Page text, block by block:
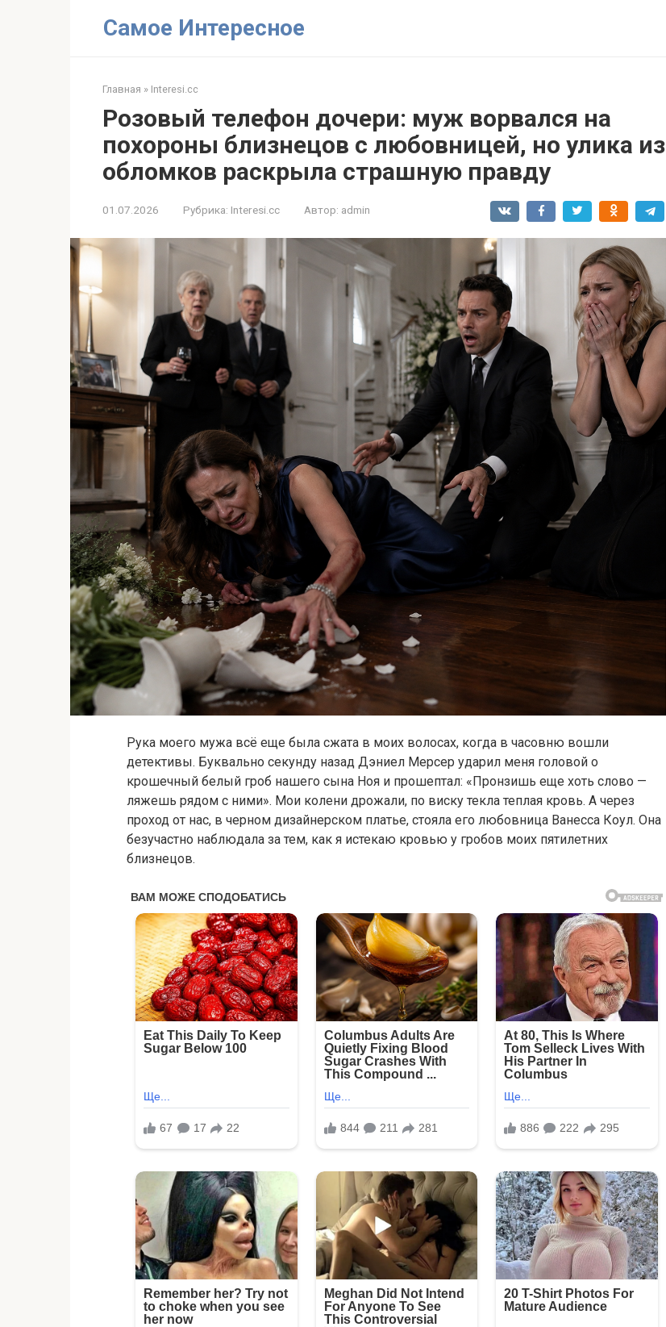
Самое Интересное
Главная » Interesi.cc
Розовый телефон дочери: муж ворвался на
похороны близнецов с любовницей, но улика из
обломков раскрыла страшную правду
01.07.2026 Рубрика: Interesi.cc Автор: admin
Рука моего мужа всё еще была сжата в моих волосах, когда в часовню вошли
детективы. Буквально секунду назад Дэниел Мерсер ударил меня головой о
крошечный белый гроб нашего сына Ноя и прошептал: «Пронзишь еще хоть слово —
ляжешь рядом с ними». Мои колени дрожали, по виску текла теплая кровь. А через
проход от нас, в черном дизайнерском платье, стояла его любовница Ванесса Коул. Она
безучастно наблюдала за тем, как я истекаю кровью у гробов моих пятилетних
близнецов.